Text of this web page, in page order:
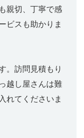
親切、丁寧で感
ビスも助かりま
。訪問見積もり
越し屋さんは難
れてくださいま